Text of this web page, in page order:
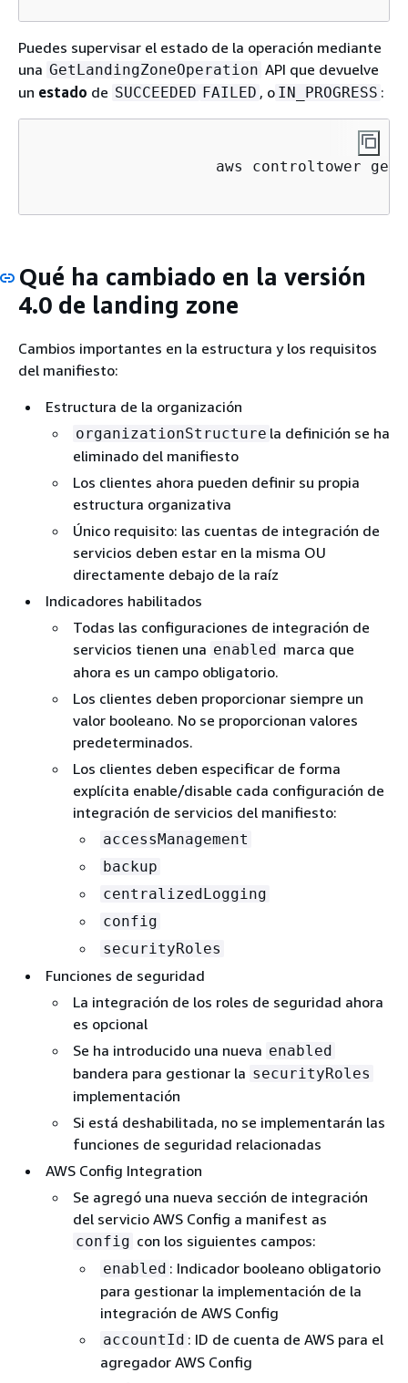
Puedes supervisar el estado de la operación mediante
una GetLandingZoneOperation API que devuelve
un estado de SUCCEEDED FAILED , o IN_PROGRESS :
aws controltower
Qué ha cambiado en la versión
4.0 de landing zone
Cambios importantes en la estructura y los requisitos
del manifiesto:
Estructura de la organización
organizationStructure la definición se ha
eliminado del manifiesto
Los clientes ahora pueden definir su propia
estructura organizativa
Único requisito: las cuentas de integración de
servicios deben estar en la misma OU
directamente debajo de la raíz
Indicadores habilitados
Todas las configuraciones de integración de
servicios tienen una enabled marca que
ahora es un campo obligatorio.
Los clientes deben proporcionar siempre un
valor booleano. No se proporcionan valores
predeterminados.
Los clientes deben especificar de forma
explícita enable/disable cada configuración de
integración de servicios del manifiesto:
accessManagement
backup
centralizedLogging
config
securityRoles
Funciones de seguridad
La integración de los roles de seguridad ahora
es opcional
Se ha introducido una nueva enabled
bandera para gestionar la securityRoles
implementación
Si está deshabilitada, no se implementarán las
funciones de seguridad relacionadas
AWS Config Integration
Se agregó una nueva sección de integración
del servicio AWS Config a manifest as
config con los siguientes campos:
enabled : Indicador booleano obligatorio
para gestionar la implementación de la
integración de AWS Config
accountId : ID de cuenta de AWS para el
agregador AWS Config